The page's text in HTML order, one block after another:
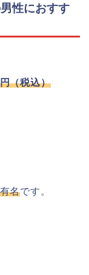
性におすす
（税込）
名です。